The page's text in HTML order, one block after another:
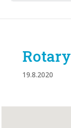
19.8.2020